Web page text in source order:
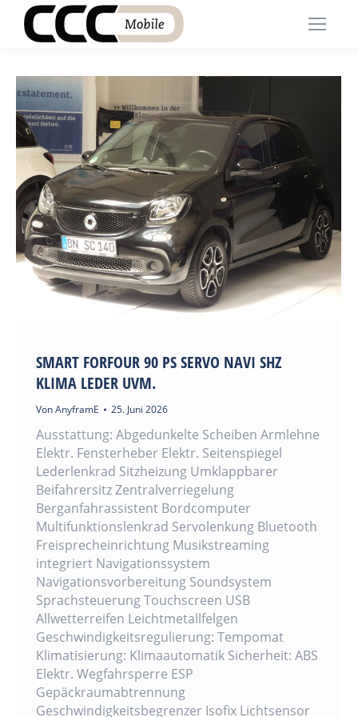
SMART FORFOUR 90 PS SERVO NAVI SHZ
KLIMA LEDER UVM.
VonAnyframE 25. Juni 2026
Ausstattung: Abgedunkelte Scheiben Armlehne
Elektr. Fensterheber Elektr. Seitenspiegel
Lederlenkrad Sitzheizung Umklappbarer
Beifahrersitz Zentralverriegelung
Berganfahrassistent Bordcomputer
Multifunktionslenkrad Servolenkung Bluetooth
Freisprecheinrichtung Musikstreaming
integriert Navigationssystem
Navigationsvorbereitung Soundsystem
Sprachsteuerung Touchscreen USB
Allwetterreifen Leichtmetallfelgen
Geschwindigkeitsregulierung: Tempomat
Klimatisierung: Klimaautomatik Sicherheit: ABS
Elektr. Wegfahrsperre ESP
Gepäckraumabtrennung
Geschwindigkeitsbegrenzer Isofix Lichtsensor